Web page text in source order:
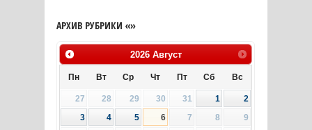
АРХИВ РУБРИКИ «»
2026 Август
Пн Вт Ср Чт Пт Сб Вс
27 28 29 30 31 1
2
3
4 5 6 7 8
9